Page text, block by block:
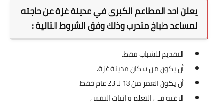
يعلن احد المطاعم الكبرى في مدينة غزة عن حاجته
لمساعد طباخ متدرب وذلك وفق الشروط التالية :
التقديم للشباب فقط.
أن يكون من سكان مدينة غزة.
أن يكون العمر من 18 لـ 23 عام فقط.
الرغبه في التعلم و اثبات النفس.